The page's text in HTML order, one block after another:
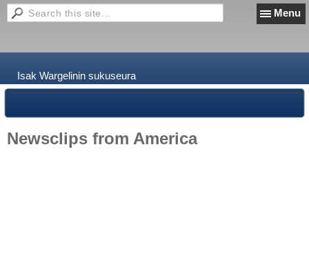
Menu
Isak Wargelinin sukuseura
Newsclips from America